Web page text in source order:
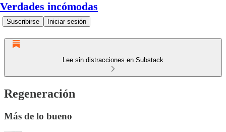
Verdades incómodas
Suscribirse Iniciar sesión
Lee sin distracciones en Substack
Regeneración
Más de lo bueno